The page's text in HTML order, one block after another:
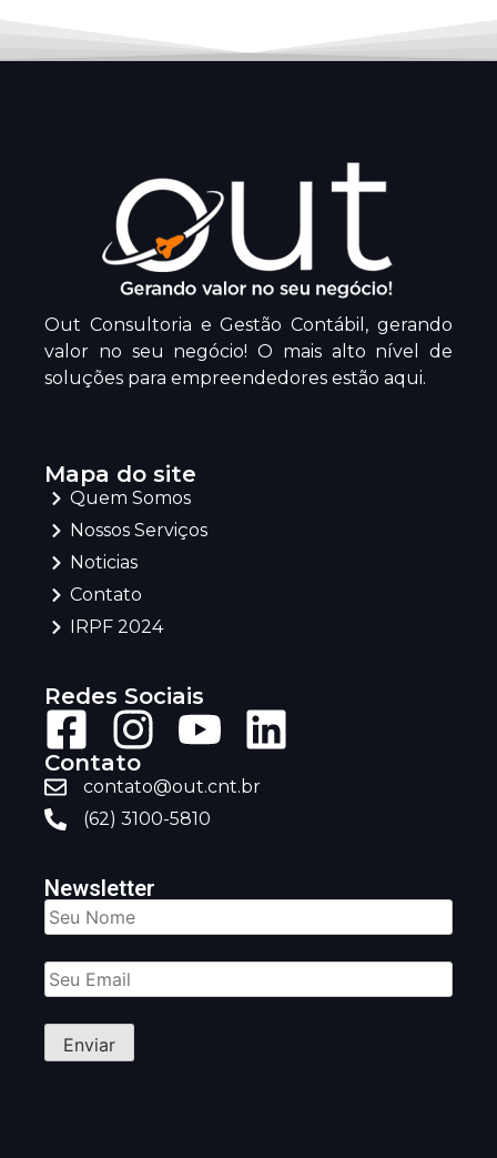
Out Consultoria e Gestão Contábil, gerando
valor no seu negócio! O mais alto nível de
soluções para empreendedores estão aqui.
Mapa do site
Quem Somos
Nossos Serviços
Noticias
Contato
IRPF 2024
Redes Sociais
Contato
contato@out.cnt.br
(62) 3100-5810
Newsletter